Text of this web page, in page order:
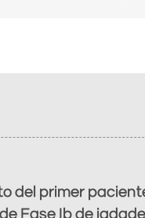
del primer
Fase Ib de